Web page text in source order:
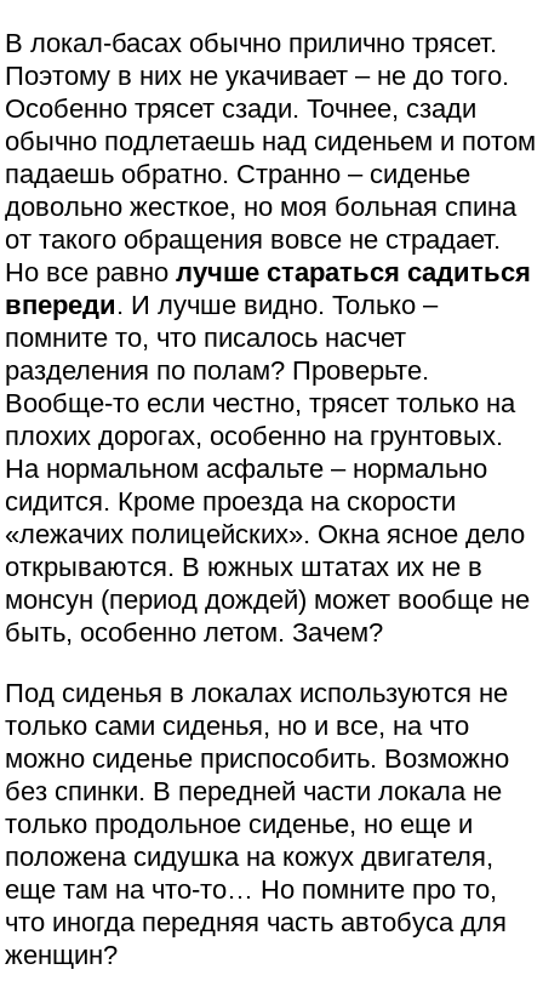
В локал-басах обычно прилично трясет.
Поэтому в них не укачивает – не до того.
Особенно трясет сзади. Точнее, сзади
обычно подлетаешь над сиденьем и потом
падаешь обратно. Странно – сиденье
довольно жесткое, но моя больная спина
от такого обращения вовсе не страдает.
Но все равнолучше стараться садиться
впереди. И лучше видно. Только –
помните то, что писалось насчет
разделения по полам? Проверьте.
Вообще-то если честно, трясет только на
плохих дорогах, особенно на грунтовых.
На нормальном асфальте – нормально
сидится. Кроме проезда на скорости
«лежачих полицейских». Окна ясное дело
открываются. В южных штатах их не в
монсун (период дождей) может вообще не
быть, особенно летом. Зачем?
Под сиденья в локалах используются не
только сами сиденья, но и все, на что
можно сиденье приспособить. Возможно
без спинки. В передней части локала не
только продольное сиденье, но еще и
положена сидушка на кожух двигателя,
еще там на что-то… Но помните про то,
что иногда передняя часть автобуса для
женщин?